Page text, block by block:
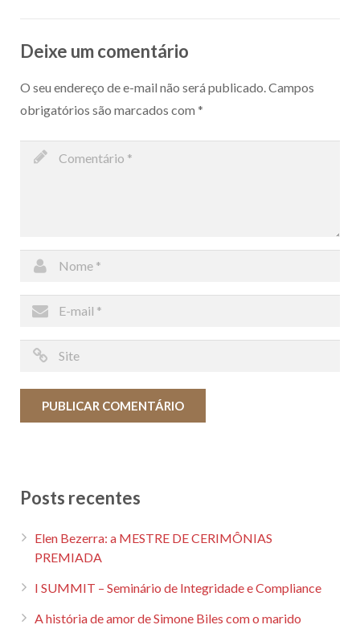
Deixe um comentário
O seu endereço de e-mail não será publicado.Campos
obrigatórios são marcados com *
Posts recentes
Elen Bezerra: a MESTRE DE CERIMÔNIAS
PREMIADA
I SUMMIT – Seminário de Integridade e Compliance
A história de amor de Simone Biles com o marido